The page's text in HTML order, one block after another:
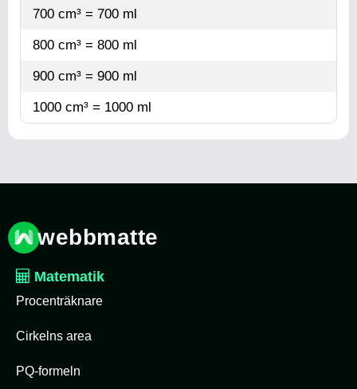
700 cm³ = 700 ml
800 cm³ = 800 ml
900 cm³ = 900 ml
1000 cm³ = 1000 ml
webbmatte
Matematik
Procenträknare
Cirkelns area
PQ-formeln